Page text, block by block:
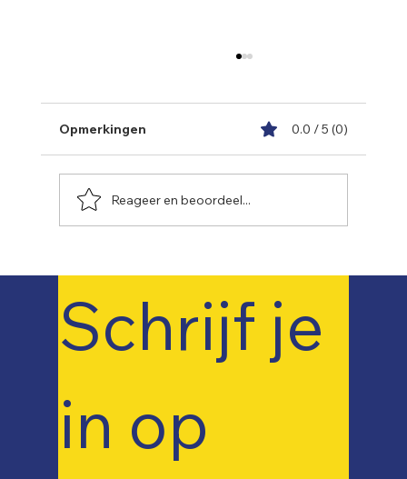
Opmerkingen 0.0 / 5 (0)
Reageer en beoordeel...
Schrijf je
in op